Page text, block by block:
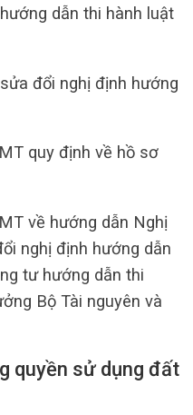
dẫn thi hành luật
đổi nghị định hướng
quy định về hồ sơ
về hướng dẫn Nghị
nghị định hướng dẫn
tư hướng dẫn thi
Bộ Tài nguyên và
quyền sử dụng đất